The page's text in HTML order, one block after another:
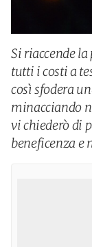
Si riaccende la
tutti i costi a
così sfodera
minacciando
vi chiederò di
beneficenza e